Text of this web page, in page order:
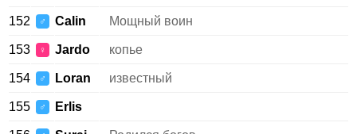
152 ♂ Calin Мощный воин
153 ♀ Jardo копье
154 ♂ Loran известный
155 ♂ Erlis